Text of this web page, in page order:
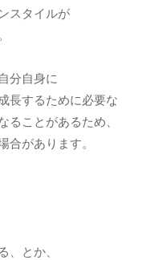
スタイルが
分自身に
長するために必要な
ことがあるため、
があります。
とか、